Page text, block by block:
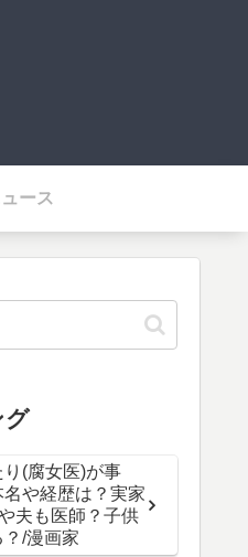
ース
グ
り(腐女医)が事
名や経歴は？実家
夫も医師？子供
？/漫画家